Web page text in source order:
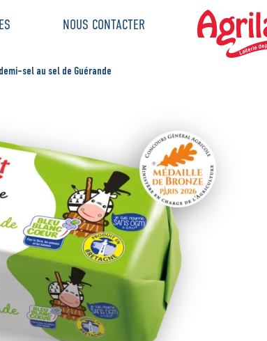
NOUS CONTACTER
sel au sel de Guérande